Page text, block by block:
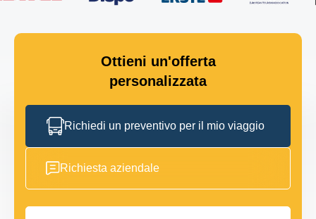
Ottieni un'offerta
personalizzata
Richiedi un preventivo per il mio viaggio
Richiesta aziendale
Nome completo